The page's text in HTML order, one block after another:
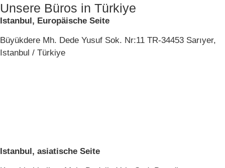
Unsere Büros in Türkiye
Istanbul, Europäische Seite
Büyükdere Mh. Dede Yusuf Sok. Nr:11 TR-34453 Sarıyer,
Istanbul / Türkiye
Istanbul, asiatische Seite